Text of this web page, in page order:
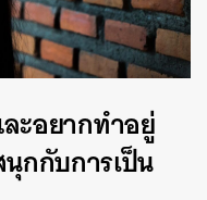
ะอยากทำอยู่
กกับการเป็น